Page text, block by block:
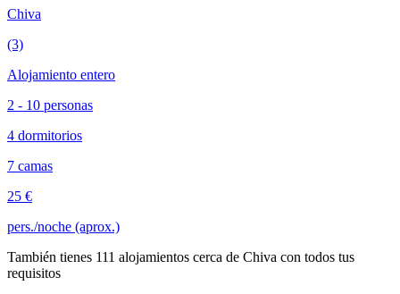
Chiva
(3)
Alojamiento entero
2 - 10 personas
4 dormitorios
7 camas
25 €
pers./noche (aprox.)
También tienes 111 alojamientos cerca de Chiva con todos tus
requisitos